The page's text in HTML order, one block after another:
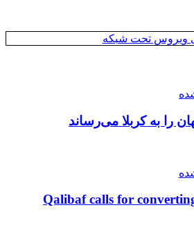
ویروس تحت شبکه
را به کربلا می‌رساند
Qalibaf calls for